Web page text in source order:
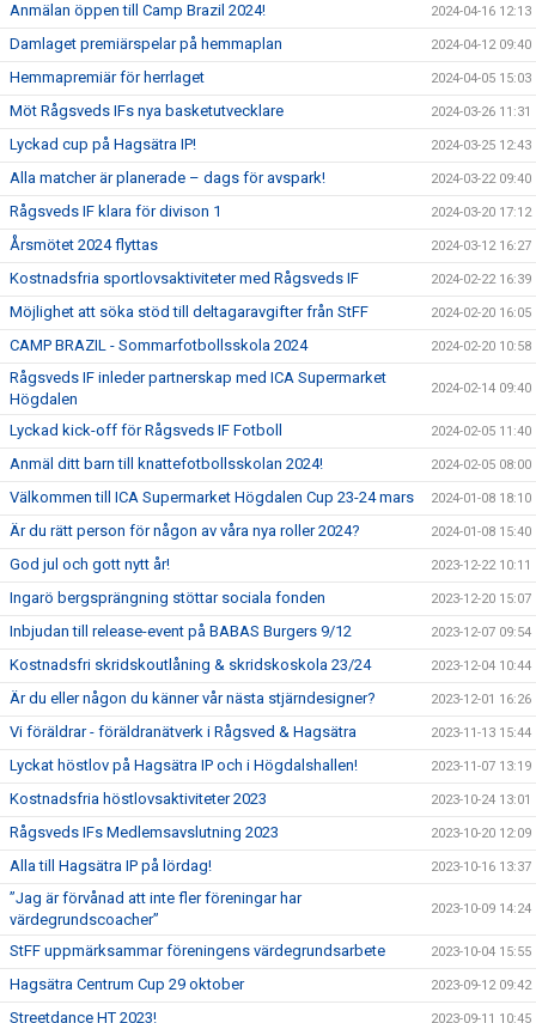
Anmälan öppen till Camp Brazil 2024! 2024-04-16 12:13
Damlaget premiärspelar på hemmaplan 2024-04-12 09:40
Hemmapremiär för herrlaget 2024-04-05 15:03
Möt Rågsveds IFs nya basketutvecklare 2024-03-26 11:31
Lyckad cup på Hagsätra IP! 2024-03-25 12:43
Alla matcher är planerade – dags för avspark! 2024-03-22 09:40
Rågsveds IF klara för divison 1 2024-03-20 17:12
Årsmötet 2024 flyttas 2024-03-12 16:27
Kostnadsfria sportlovsaktiviteter med Rågsveds IF 2024-02-22 16:39
Möjlighet att söka stöd till deltagaravgifter från StFF 2024-02-20 16:05
CAMP BRAZIL - Sommarfotbollsskola 2024 2024-02-20 10:58
Rågsveds IF inleder partnerskap med ICA Supermarket
Högdalen
2024-02-14 09:40
Lyckad kick-off för Rågsveds IF Fotboll 2024-02-05 11:40
Anmäl ditt barn till knattefotbollsskolan 2024! 2024-02-05 08:00
Välkommen till ICA Supermarket Högdalen Cup 23-24 mars 2024-01-08 18:10
Är du rätt person för någon av våra nya roller 2024? 2024-01-08 15:40
God jul och gott nytt år! 2023-12-22 10:11
Ingarö bergsprängning stöttar sociala fonden 2023-12-20 15:07
Inbjudan till release-event på BABAS Burgers 9/12 2023-12-07 09:54
Kostnadsfri skridskoutlåning & skridskoskola 23/24 2023-12-04 10:44
Är du eller någon du känner vår nästa stjärndesigner? 2023-12-01 16:26
Vi föräldrar - föräldranätverk i Rågsved & Hagsätra 2023-11-13 15:44
Lyckat höstlov på Hagsätra IP och i Högdalshallen! 2023-11-07 13:19
Kostnadsfria höstlovsaktiviteter 2023 2023-10-24 13:01
Rågsveds IFs Medlemsavslutning 2023 2023-10-20 12:09
Alla till Hagsätra IP på lördag! 2023-10-16 13:37
”Jag är förvånad att inte fler föreningar har
värdegrundscoacher”
2023-10-09 14:24
StFF uppmärksammar föreningens värdegrundsarbete 2023-10-04 15:55
Hagsätra Centrum Cup 29 oktober 2023-09-12 09:42
Streetdance HT 2023! 2023-09-11 10:45